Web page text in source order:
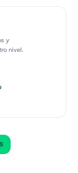
y
nivel.